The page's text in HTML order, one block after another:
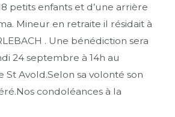
petits enfants et d’une arrière
Mineur en retraite il résidait à
. Une bénédiction sera
24 septembre à 14h au
Avold.Selon sa volonté son
condoléances à la